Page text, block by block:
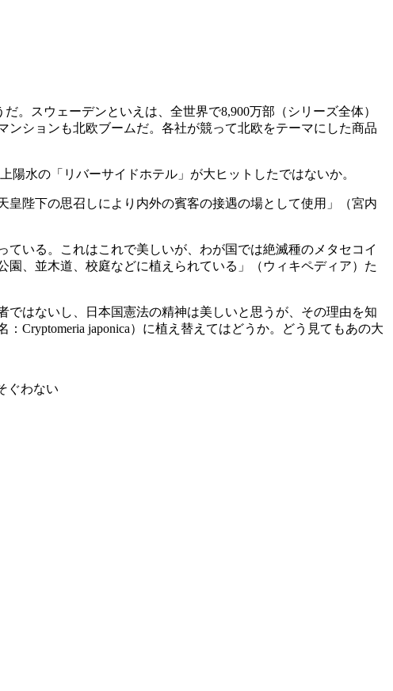
スウェーデンといえは、全世界で8,900万部（シリーズ全体）
ションも北欧ブームだ。各社が競って北欧をテーマにした商品
水の「リバーサイドホテル」が大ヒットしたではないか。
陛下の思召しにより内外の賓客の接遇の場として使用」（宮内
いる。これはこれで美しいが、わが国では絶滅種のメタセコイ
、並木道、校庭などに植えられている」（ウィキペディア）た
はないし、日本国憲法の精神は美しいと思うが、その理由を知
Cryptomeria japonica）に植え替えてはどうか。どう見てもあの大
ぐわない